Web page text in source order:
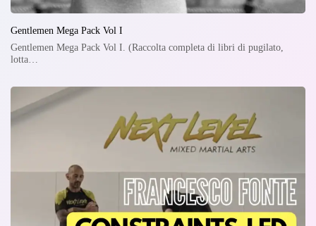
Gentlemen Mega Pack Vol I
Gentlemen Mega Pack Vol I. (Raccolta completa di libri di pugilato,
lotta…